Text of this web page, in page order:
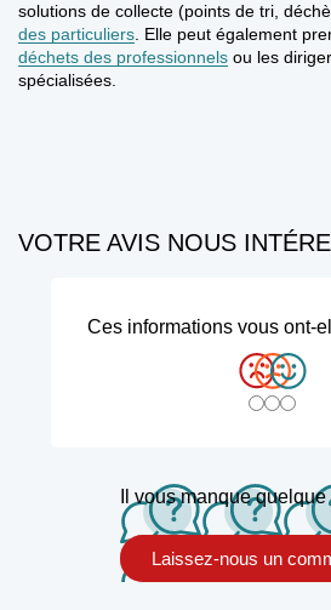
solutions de collecte (points de tri,
des particuliers . Elle peut également
déchets des professionnels ou les
spécialisées.
VOTRE AVIS NOUS
Formulaire de
Ces informations vous ont-
NonNeutre
Oui
Il vous manque
Laissez-nous un